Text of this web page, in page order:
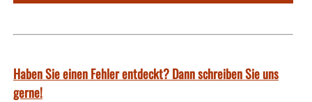
Haben Sie einen Fehler entdeckt? Dann schreiben Sie uns
gerne!